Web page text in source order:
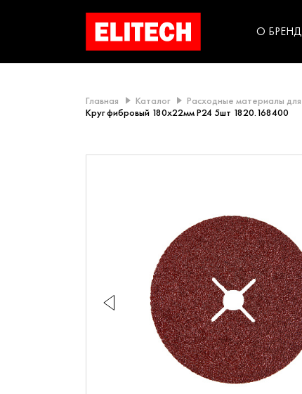
О
Главная Каталог Расходные материалы
Круг фибровый 180х22мм Р24 5шт 1820.168400